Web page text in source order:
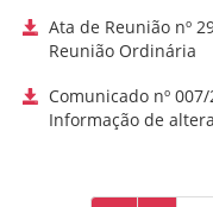
Ata de Reunião nº
Reunião Ordinária
Comunicado nº
Informação de